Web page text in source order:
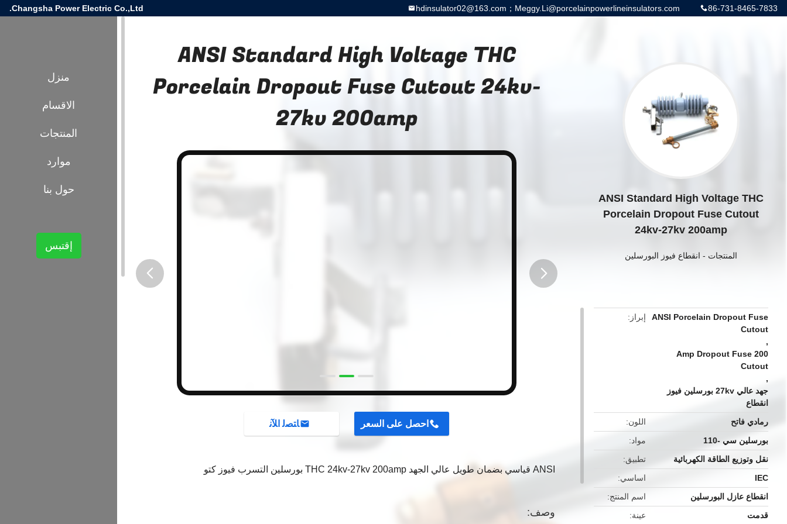
Changsha Power Electric Co.,Ltd. 86-731-8465-7833
hdinsulator02@163.com；Meggy.Li@porcelainpowerlineinsulators.com
ANSI Standard High Voltage THC
Porcelain Dropout Fuse Cutout
24kv-27kv 200amp
المنتجات - انقطاع فيوز البورسلين
إبراز
ANSI Porcelain Dropout Fuse
Cutout
,
200 Amp Dropout Fuse
Cutout
,
جهد عالي 27kv بورسلين فيوز
انقطاع
اللون
رمادي فاتح
مواد
بورسلين سي -110
تطبيق
نقل وتوزيع الطاقة الكهربائية
اساسي
IEC
اسم المنتج
انقطاع عازل البورسلين
عينة
قدمت
ANSI Standard High Voltage THC
Porcelain Dropout Fuse Cutout 24kv-
27kv 200amp
احصل على السعر ﺎﺘﺼﻟ ﺍﻶﻧ
ANSI قياسي بضمان طويل عالي الجهد THC 24kv-27kv 200amp بورسلين التسرب فيوز كتو
وصف:
منزل
الاقسام
المنتجات
موارد
حول بنا
إقتبس